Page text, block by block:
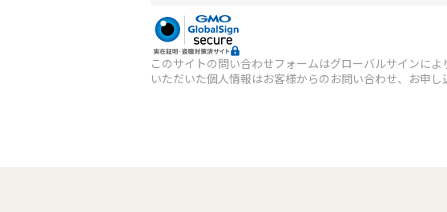
このサイトの問い合わせフォームはグローバルサインに
いただいた個人情報はお客様からのお問い合わせ、お申